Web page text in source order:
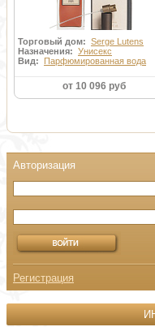
Торговый дом: Serge Lutens
Назначения: Унисекс
Вид:
Парфюмированная вода
от 10 096 руб
Регистрация